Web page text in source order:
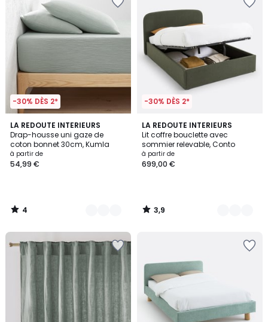
-30% DÈS 2*
LA REDOUTE INTERIEURS
Drap-housse uni gaze de
coton bonnet 30cm, Kumla
à partir de
54,99 €
4
/
5
17
Couleurs
4
/
-30% DÈS 2*
LA REDOUTE INTERIEURS
Lit coffre bouclette avec
sommier relevable, Conto
à partir de
699,00 €
3,9
/ 5
2
Couleurs
3,9
/